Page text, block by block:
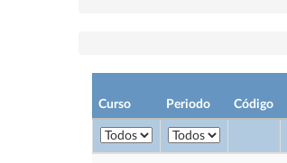
Curso Periodo Código